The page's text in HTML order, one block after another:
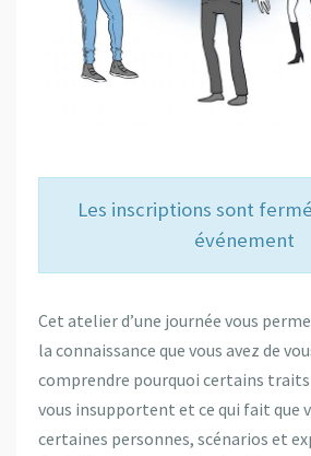
Les inscriptions sont
événement
Cet atelier d’une journée vous
la connaissance que vous avez de
comprendre pourquoi certains
vous insupportent et ce qui fait que
certaines personnes, scénarios et